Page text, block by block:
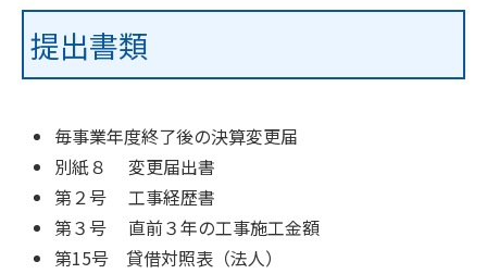
提出書類
毎事業年度終了後の決算変更届
別紙８ 変更届出書
第２号 工事経歴書
第３号 直前３年の工事施工金額
第15号 貸借対照表（法人）